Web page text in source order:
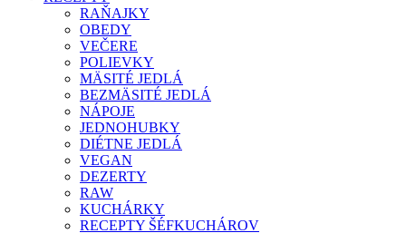
RAŇAJKY
OBEDY
VEČERE
POLIEVKY
MÄSITÉ JEDLÁ
BEZMÄSITÉ JEDLÁ
NÁPOJE
JEDNOHUBKY
DIÉTNE JEDLÁ
VEGAN
DEZERTY
RAW
KUCHÁRKY
RECEPTY ŠÉFKUCHÁROV